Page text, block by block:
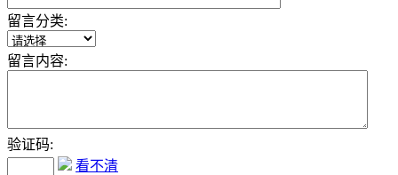
留言分类:
留言内容:
验证码:
看不清